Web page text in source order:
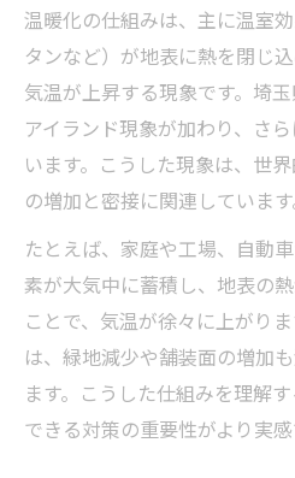
温暖化の仕組みは、主に温室
タンなど）が地表に熱を閉じ
気温が上昇する現象です。埼
アイランド現象が加わり、さ
います。こうした現象は、世
の増加と密接に関連しています
たとえば、家庭や工場、自動
素が大気中に蓄積し、地表の
ことで、気温が徐々に上がり
は、緑地減少や舗装面の増加
ます。こうした仕組みを理解
できる対策の重要性がより実感